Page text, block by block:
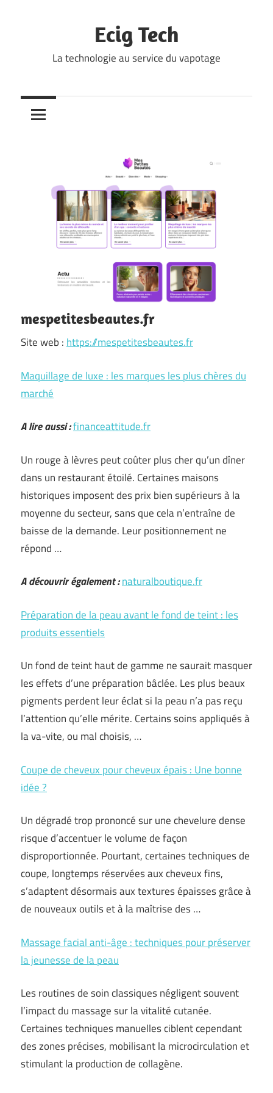
Ecig Tech
La technologie au service du vapotage
mespetitesbeautes.fr
Site web : https://mespetitesbeautes.fr
Maquillage de luxe : les marques les plus chères du
marché
A lire aussi :financeattitude.fr
Un rouge à lèvres peut coûter plus cher qu’un dîner
dans un restaurant étoilé. Certaines maisons
historiques imposent des prix bien supérieurs à la
moyenne du secteur, sans que cela n’entraîne de
baisse de la demande. Leur positionnement ne
répond …
A découvrir également :naturalboutique.fr
Préparation de la peau avant le fond de teint : les
produits essentiels
Un fond de teint haut de gamme ne saurait masquer
les effets d’une préparation bâclée. Les plus beaux
pigments perdent leur éclat si la peau n’a pas reçu
l’attention qu’elle mérite. Certains soins appliqués à
la va-vite, ou mal choisis, …
Coupe de cheveux pour cheveux épais : Une bonne
idée ?
Un dégradé trop prononcé sur une chevelure dense
risque d’accentuer le volume de façon
disproportionnée. Pourtant, certaines techniques de
coupe, longtemps réservées aux cheveux fins,
s’adaptent désormais aux textures épaisses grâce à
de nouveaux outils et à la maîtrise des …
Massage facial anti-âge : techniques pour préserver
la jeunesse de la peau
Les routines de soin classiques négligent souvent
l’impact du massage sur la vitalité cutanée.
Certaines techniques manuelles ciblent cependant
des zones précises, mobilisant la microcirculation et
stimulant la production de collagène.